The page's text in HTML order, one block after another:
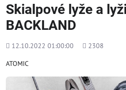
Skialpové lyže a
BACKLAND
Pridané
12.10.2022 01:00:00
Počet
2308
ATOMIC